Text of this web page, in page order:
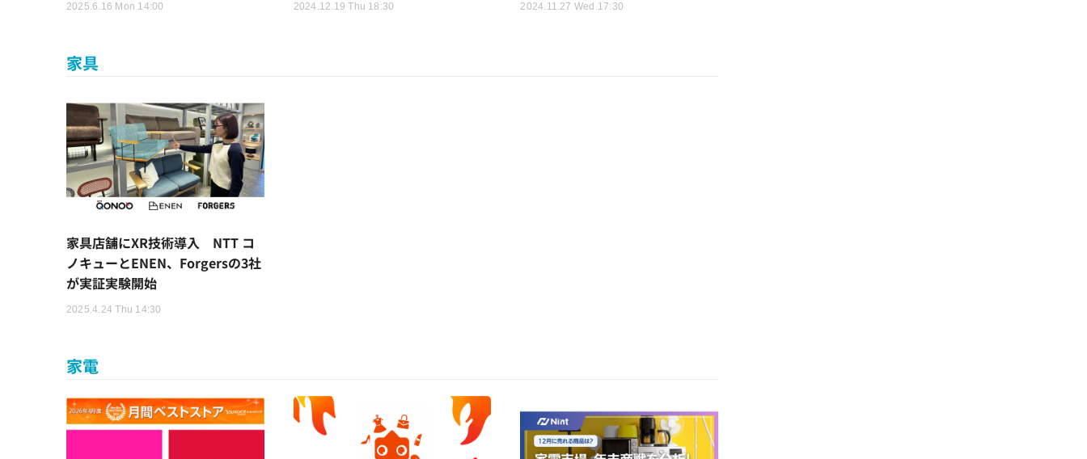
2025.6.16 Mon 14:00 2024.12.19 Thu 18:30 2024.11.27 Wed 17:30
家具
家具店舗にXR技術導入 NTT コ
ノキューとENEN、Forgersの3社
が実証実験開始
2025.4.24 Thu 14:30
家電